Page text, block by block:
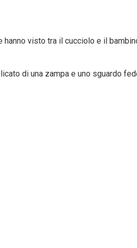
visto tra il cucciolo e il
di una zampa e uno sguardo